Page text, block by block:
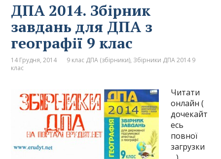
ДПА 2014. Збірник
завдань для ДПА з
географії 9 клас
14 Грудня, 2014 9 клас ДПА (збірники), Збірники ДПА 2014 9
клас
Читати
онлайн (
дочекайт
есь
повної
загрузки